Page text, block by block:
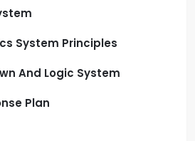
System Principles
And Logic System
Plan